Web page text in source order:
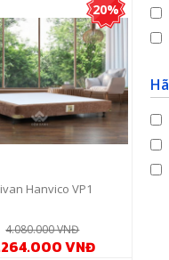
20%
Hanvico VP1
4.080.000 VNĐ
VNĐ